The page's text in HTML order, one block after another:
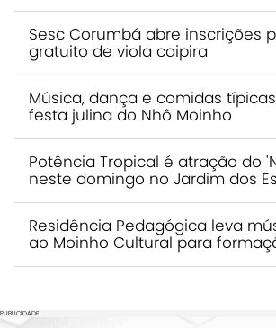
Sesc Corumbá abre inscrições
gratuito de viola caipira
Música, dança e comidas
festa julina do Nhô Moinho
Potência Tropical é atração do
neste domingo no Jardim dos
Residência Pedagógica leva
ao Moinho Cultural para
PUBLICIDADE